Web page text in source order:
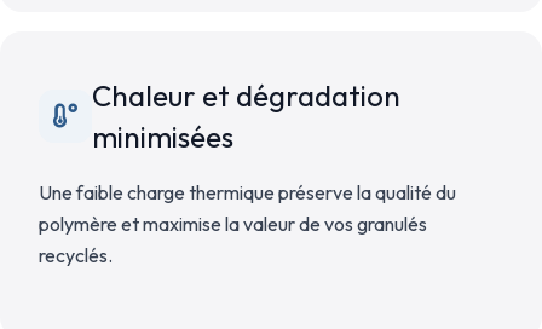
Chaleur et dégradation
minimisées
Une faible charge thermique préserve la qualité du
polymère et maximise la valeur de vos granulés
recyclés.